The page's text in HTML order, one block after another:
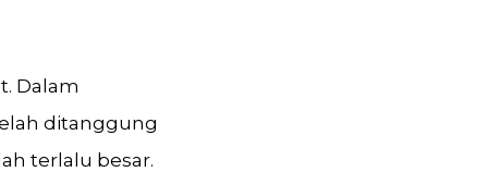
Dalam
ditanggung
terlalu besar.